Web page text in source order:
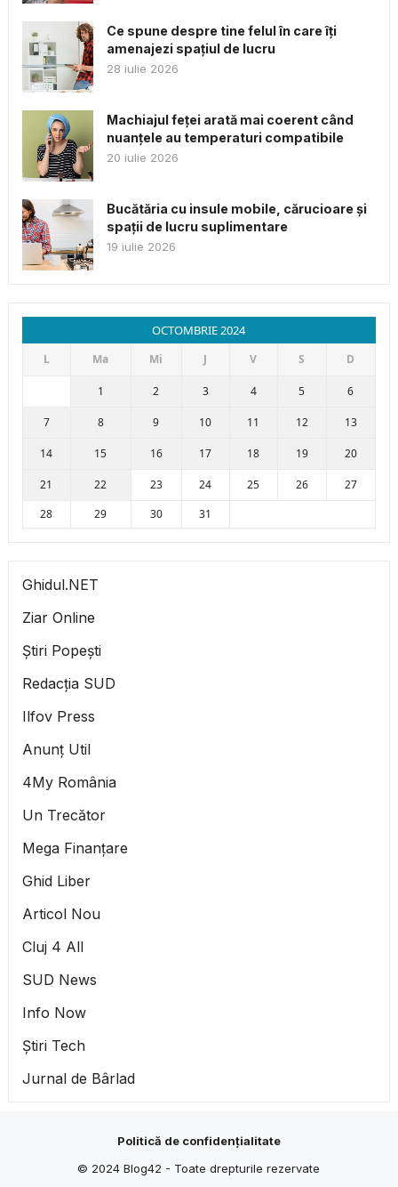
Ce spune despre tine felul în care îți
amenajezi spațiul de lucru
28 iulie 2026
Machiajul feței arată mai coerent când
nuanțele au temperaturi compatibile
20 iulie 2026
Bucătăria cu insule mobile, cărucioare și
spații de lucru suplimentare
19 iulie 2026
OCTOMBRIE 2024
L Ma Mi J V S D
1 2 3 4 5 6
7 8 9 10 11 12 13
14 15 16 17 18 19 20
21 22 23 24 25 26
27
28
29 30 31
Ghidul.NET
Ziar Online
Știri Popești
Redacția SUD
Ilfov Press
Anunț Util
4My România
Un Trecător
Mega Finanțare
Ghid Liber
Articol Nou
Cluj 4 All
SUD News
Info Now
Știri Tech
Jurnal de Bârlad
Politică de confidențialitate
© 2024Blog42 - Toate drepturile rezervate